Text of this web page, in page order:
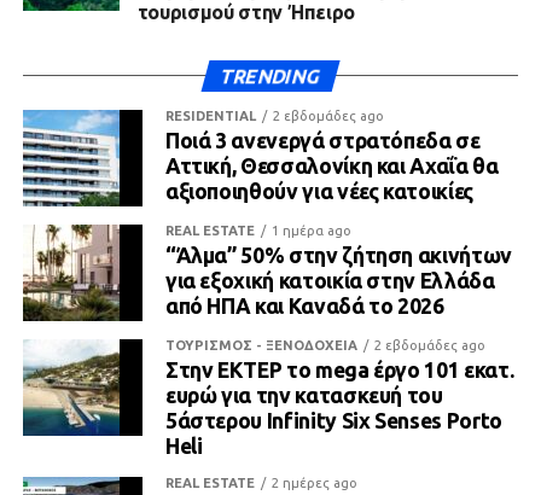
τουρισμού στην Ήπειρο
TRENDING
RESIDENTIAL 2 εβδομάδες ago
Ποιά 3 ανενεργά στρατόπεδα σε
Αττική, Θεσσαλονίκη και Αχαΐα θα
αξιοποιηθούν για νέες κατοικίες
REAL ESTATE 1 ημέρα ago
“Άλμα” 50% στην ζήτηση ακινήτων
για εξοχική κατοικία στην Ελλάδα
από ΗΠΑ και Καναδά το 2026
ΤΟΥΡΙΣΜΟΣ - ΞΕΝΟΔΟΧΕΙΑ 2 εβδομάδες ago
Στην ΕΚΤΕΡ το mega έργο 101 εκατ.
ευρώ για την κατασκευή του
5άστερου Infinity Six Senses Porto
Heli
REAL ESTATE 2 ημέρες ago